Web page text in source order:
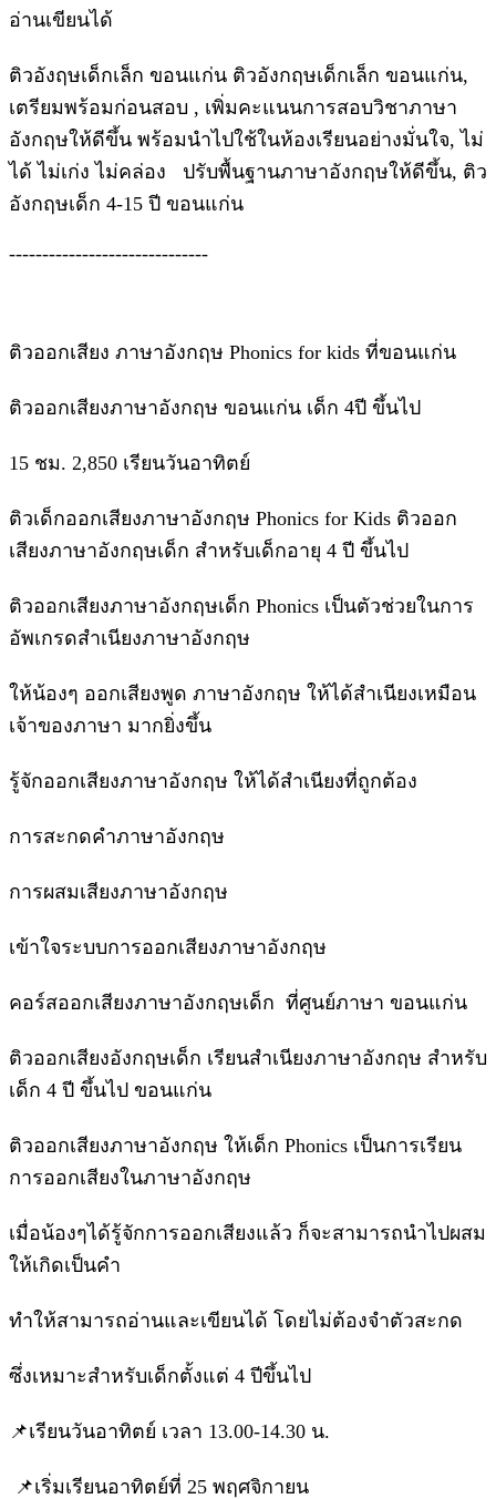
อ่านเขียนได้
ติวอังฤษเด็กเล็ก ขอนแก่น ติวอังกฤษเด็กเล็ก ขอนแก่น,
เตรียมพร้อมก่อนสอบ , เพิ่มคะแนนการสอบวิชาภาษา
อังกฤษให้ดีขึ้น พร้อมนำไปใช้ในห้องเรียนอย่างมั่นใจ, ไม่
ได้ ไม่เก่ง ไม่คล่อง ปรับพื้นฐานภาษาอังกฤษให้ดีขึ้น, ติว
อังกฤษเด็ก 4-15 ปี ขอนแก่น
------------------------------
ติวออกเสียง ภาษาอังกฤษ Phonics for kids ที่ขอนแก่น
ติวออกเสียงภาษาอังกฤษ ขอนแก่น เด็ก 4ปี ขึ้นไป
15 ชม. 2,850 เรียนวันอาทิตย์
ติวเด็กออกเสียงภาษาอังกฤษ Phonics for Kids ติวออก
เสียงภาษาอังกฤษเด็ก สำหรับเด็กอายุ 4 ปี ขึ้นไป
ติวออกเสียงภาษาอังกฤษเด็ก Phonics เป็นตัวช่วยในการ
อัพเกรดสำเนียงภาษาอังกฤษ
ให้น้องๆ ออกเสียงพูด ภาษาอังกฤษ ให้ได้สำเนียงเหมือน
เจ้าของภาษา มากยิ่งขึ้น
รู้จักออกเสียงภาษาอังกฤษ ให้ได้สำเนียงที่ถูกต้อง
การสะกดคำภาษาอังกฤษ
การผสมเสียงภาษาอังกฤษ
เข้าใจระบบการออกเสียงภาษาอังกฤษ
คอร์สออกเสียงภาษาอังกฤษเด็ก ที่ศูนย์ภาษา ขอนแก่น
ติวออกเสียงอังกฤษเด็ก เรียนสำเนียงภาษาอังกฤษ สำหรับ
เด็ก 4 ปี ขึ้นไป ขอนแก่น
ติวออกเสียงภาษาอังกฤษ ให้เด็ก Phonics เป็นการเรียน
การออกเสียงในภาษาอังกฤษ
เมื่อน้องๆได้รู้จักการออกเสียงแล้ว ก็จะสามารถนำไปผสม
ให้เกิดเป็นคำ
ทำให้สามารถอ่านและเขียนได้ โดยไม่ต้องจำตัวสะกด
ซึ่งเหมาะสำหรับเด็กตั้งแต่ 4 ปีขึ้นไป
📌เรียนวันอาทิตย์ เวลา 13.00-14.30 น.
📌เริ่มเรียนอาทิตย์ที่ 25 พฤศจิกายน